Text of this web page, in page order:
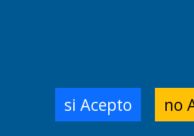
Impresora:
si Acepto no